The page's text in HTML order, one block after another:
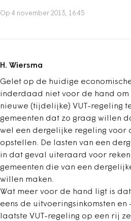
Op 4 november 2013, 16:45
H. Wiersma
Gelet op de huidige
inderdaad niet voor de hand om
nieuwe (tijdelijke) VUT-regeling
gemeenten dat zo graag willen
wel een dergelijke regeling voor
opstellen. De lasten van een
in dat geval uiteraard voor
gemeenten die van een
willen maken.
Wat meer voor de hand ligt is
eens de uitvoeringsinkomsten en
laatste VUT-regeling op een rij